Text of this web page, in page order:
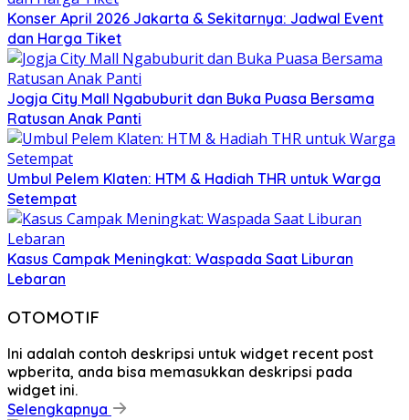
Konser April 2026 Jakarta & Sekitarnya: Jadwal Event
dan Harga Tiket
Jogja City Mall Ngabuburit dan Buka Puasa Bersama
Ratusan Anak Panti
Umbul Pelem Klaten: HTM & Hadiah THR untuk Warga
Setempat
Kasus Campak Meningkat: Waspada Saat Liburan
Lebaran
OTOMOTIF
Ini adalah contoh deskripsi untuk widget recent post
wpberita, anda bisa memasukkan deskripsi pada
widget ini.
Selengkapnya